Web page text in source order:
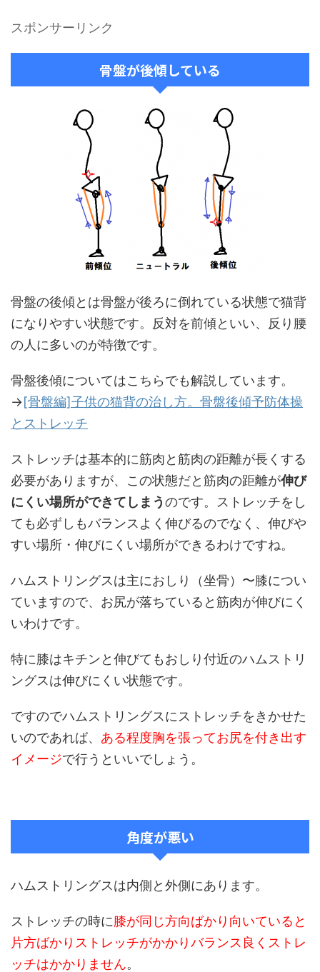
スポンサーリンク
骨盤が後傾している
骨盤の後傾とは骨盤が後ろに倒れている状態で猫背
になりやすい状態です。反対を前傾といい、反り腰
の人に多いのが特徴です。
骨盤後傾についてはこちらでも解説しています。
→[骨盤編]子供の猫背の治し方。骨盤後傾予防体操
とストレッチ
ストレッチは基本的に筋肉と筋肉の距離が長くする
必要がありますが、この状態だと筋肉の距離が伸び
にくい場所ができてしまうのです。ストレッチをし
ても必ずしもバランスよく伸びるのでなく、伸びや
すい場所・伸びにくい場所ができるわけですね。
ハムストリングスは主におしり（坐骨）〜膝につい
ていますので、お尻が落ちていると筋肉が伸びにく
いわけです。
特に膝はキチンと伸びてもおしり付近のハムストリ
ングスは伸びにくい状態です。
ですのでハムストリングスにストレッチをきかせた
いのであれば、 ある程度胸を張ってお尻を付き出す
イメージで行うといいでしょう。
角度が悪い
ハムストリングスは内側と外側にあります。
ストレッチの時に膝が同じ方向ばかり向いていると
片方ばかりストレッチがかかりバランス良くストレ
ッチはかかりません。